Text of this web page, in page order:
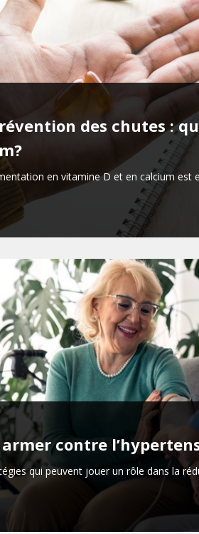
des chutes :
en vitamine D et en calcium est
contre
qui peuvent jouer un rôle dans la